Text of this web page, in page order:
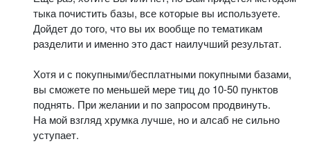
тыка почистить базы, все которые вы используете.
Дойдет до того, что вы их вообще по тематикам
разделити и именно это даст наилучший результат.
Хотя и с покупными/бесплатными покупными базами,
вы сможете по меньшей мере тиц до 10-50 пунктов
поднять. При желании и по запросом продвинуть.
На мой взгляд хрумка лучше, но и алсаб не сильно
уступает.